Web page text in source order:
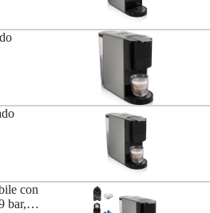
con
bar,